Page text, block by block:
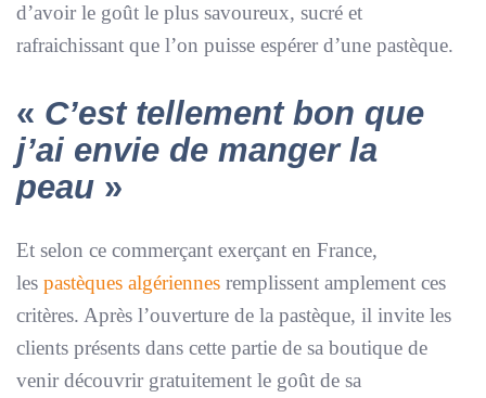
d’avoir le goût le plus savoureux, sucré et
rafraichissant que l’on puisse espérer d’une pastèque.
« C’est tellement bon que
j’ai envie de manger la
peau »
Et selon ce commerçant exerçant en France,
les pastèques algériennes remplissent amplement ces
critères. Après l’ouverture de la pastèque, il invite les
clients présents dans cette partie de sa boutique de
venir découvrir gratuitement le goût de sa